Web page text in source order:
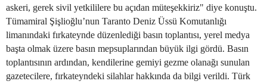
askeri, gerek sivil yetkililere bu açıdan müteşekkiriz" diye konuştu.
Tümamiral Şişlioğlu’nun Taranto Deniz Üssü Komutanlığı
limanındaki fırkateynde düzenlediği basın toplantısı, yerel medya
başta olmak üzere basın mepsuplarından büyük ilgi gördü. Basın
toplantısının ardından, kendilerine gemiyi gezme olanağı sunulan
gazetecilere, fırkateyndeki silahlar hakkında da bilgi verildi. Türk